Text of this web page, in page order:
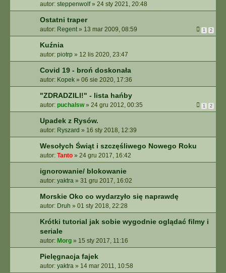
autor: steppenwolf» 24 sty 2021, 20:48
Ostatni traper
autor: Regent» 13 mar 2009, 08:59 1 2
Kuźnia
autor: piotrp » 12 lis 2020, 23:47
Covid 19 - broń doskonała
autor: Kopek » 06 sie 2020, 17:36
"ZDRADZILI!" - lista hańby
autor: puchalsw» 24 gru 2012, 00:35 1 2
Upadek z Rysów.
autor: Ryszard » 16 sty 2018, 12:39
Wesołych Świąt i szczęśliwego Nowego Roku
autor: Tanto » 24 gru 2017, 16:42
ignorowanie/ blokowanie
autor: yaktra » 31 gru 2017, 16:02
Morskie Oko co wydarzyło się naprawdę
autor: Druh » 01 sty 2018, 22:28
Krótki tutorial jak sobie wygodnie oglądać filmy i
seriale
autor: Morg » 15 sty 2017, 11:16
Pielęgnacja fajek
autor: yaktra » 14 mar 2011, 10:58